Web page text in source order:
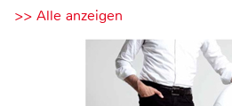
>> Alle anzeigen